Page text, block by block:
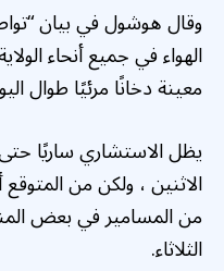
وقال هوشول في بيان
الهواء في جميع أنحاء
معينة دخانًا مرئيًا طوال
الاثنين ، ولكن من
من المسامير في بعض
الثلاثاء.